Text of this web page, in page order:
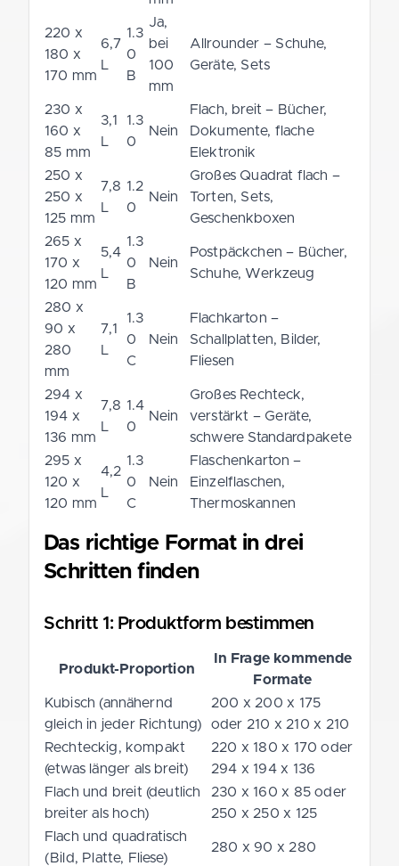
220 x
180 x
170 mm
6,7
L
1.3
0
B
Ja,
bei
100
mm
Allrounder – Schuhe,
Geräte, Sets
230 x
160 x
85 mm
3,1
L
1.3
0
Nein
Flach, breit – Bücher,
Dokumente, flache
Elektronik
250 x
250 x
125 mm
7,8
L
1.2
0
Nein
Großes Quadrat flach –
Torten, Sets,
Geschenkboxen
265 x
170 x
120 mm
5,4
L
1.3
0
B
Nein
Postpäckchen – Bücher,
Schuhe, Werkzeug
280 x
90 x
280
mm
7,1
L
1.3
0
C
Nein
Flachkarton –
Schallplatten, Bilder,
Fliesen
294 x
194 x
136 mm
7,8
L
1.4
0
Nein
Großes Rechteck,
verstärkt – Geräte,
schwere Standardpakete
295 x
120 x
120 mm
4,2
L
1.3
0
C
Nein
Flaschenkarton –
Einzelflaschen,
Thermoskannen
Das richtige Format in drei
Schritten finden
Schritt 1: Produktform bestimmen
Produkt-Proportion
In Frage kommende
Formate
Kubisch (annähernd
gleich in jeder Richtung)
200 x 200 x 175
oder 210 x 210 x 210
Rechteckig, kompakt
(etwas länger als breit)
220 x 180 x 170 oder
294 x 194 x 136
Flach und breit (deutlich
breiter als hoch)
230 x 160 x 85 oder
250 x 250 x 125
Flach und quadratisch
(Bild, Platte, Fliese)
280 x 90 x 280